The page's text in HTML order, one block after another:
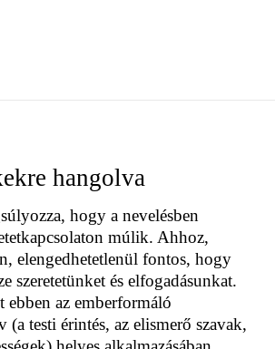
hangolva
hogy a nevelésben
múlik. Ahhoz,
elengedhetetlenül fontos, hogy
szeretetünket és elfogadásunkat.
az emberformáló
(a testi érintés, az elismerő szavak,